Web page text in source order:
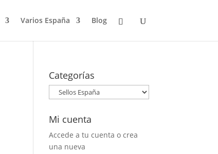
Varios España Blog
Categorías
Mi cuenta
Accede a tu cuenta o crea
una nueva